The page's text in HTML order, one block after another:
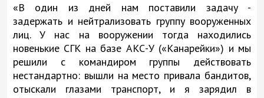
«В один из дней нам поставили задачу -
задержать и нейтрализовать группу вооруженных
лиц. У нас на вооружении тогда находились
новенькие СГК на базе АКС-У («Канарейки») и мы
решили с командиром группы действовать
нестандартно: вышли на место привала бандитов,
отыскали глазами транспорт, и я зарядил в